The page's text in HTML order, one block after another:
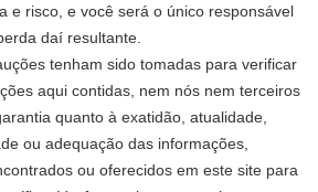
e risco, e você será o único responsável
daí resultante.
tenham sido tomadas para verificar
aqui contidas, nem nós nem terceiros
quanto à exatidão, atualidade,
ou adequação das informações,
ou oferecidos em este site para